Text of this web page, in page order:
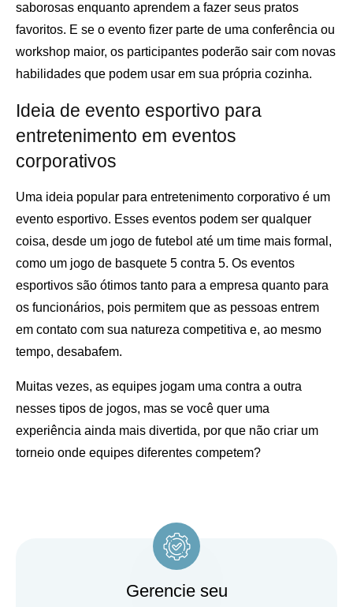
saborosas enquanto aprendem a fazer seus pratos
favoritos. E se o evento fizer parte de uma conferência ou
workshop maior, os participantes poderão sair com novas
habilidades que podem usar em sua própria cozinha.
Ideia de evento esportivo para
entretenimento em eventos
corporativos
Uma ideia popular para entretenimento corporativo é um
evento esportivo. Esses eventos podem ser qualquer
coisa, desde um jogo de futebol até um time mais formal,
como um jogo de basquete 5 contra 5. Os eventos
esportivos são ótimos tanto para a empresa quanto para
os funcionários, pois permitem que as pessoas entrem
em contato com sua natureza competitiva e, ao mesmo
tempo, desabafem.
Muitas vezes, as equipes jogam uma contra a outra
nesses tipos de jogos, mas se você quer uma
experiência ainda mais divertida, por que não criar um
torneio onde equipes diferentes competem?
Gerencie seu